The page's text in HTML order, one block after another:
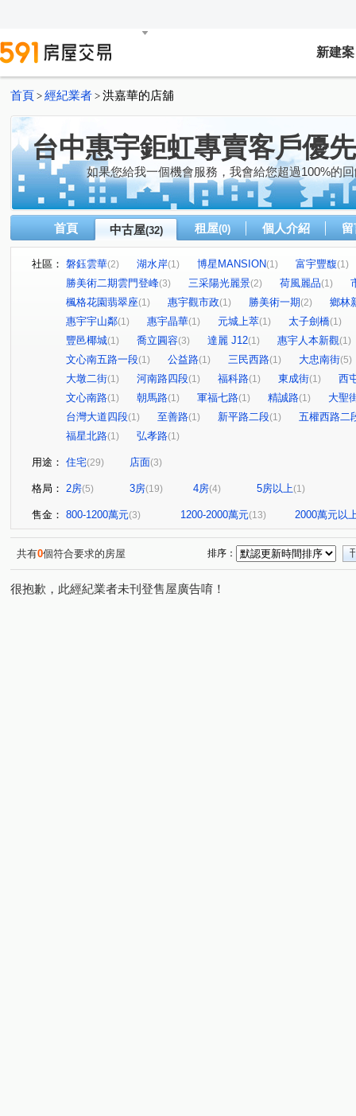
新建案
首頁 > 經紀業者 > 洪嘉華的店舖
台中惠宇鉅虹專賣客戶優先
如果您給我一個機會服務，我會給您超過100%的
首頁 中古屋(32) 租屋(0) 個人介紹
社區： 磐鈺雲華(2) 湖水岸(1) 博星MANSION(1) 富宇豐馥(1)
勝美術二期雲門登峰(3) 三采陽光麗景(2) 荷風麗品(1)
楓格花園翡翠座(1) 惠宇觀市政(1) 勝美術一期(2)
鄉林
惠宇宇山鄰(1) 惠宇晶華(1) 元城上萃(1) 太子劍橋(1)
豐邑椰城(1) 喬立圓容(3) 達麗 J12(1) 惠宇人本新觀(1)
文心南五路一段(1) 公益路(1) 三民西路(1) 大忠南街(5)
大墩二街(1) 河南路四段(1) 福科路(1) 東成街(1)
西
文心南路(1) 朝馬路(1) 軍福七路(1) 精誠路(1)
大聖
台灣大道四段(1) 至善路(1) 新平路二段(1)
五權西路二
福星北路(1) 弘孝路(1)
用途： 住宅(29) 店面(3)
格局： 2房(5) 3房(19) 4房(4) 5房以上(1)
售金： 800-1200萬元(3) 1200-2000萬元(13) 2000萬元以
共有0個符合要求的房屋 排序：
很抱歉，此經紀業者未刊登售屋廣告唷！